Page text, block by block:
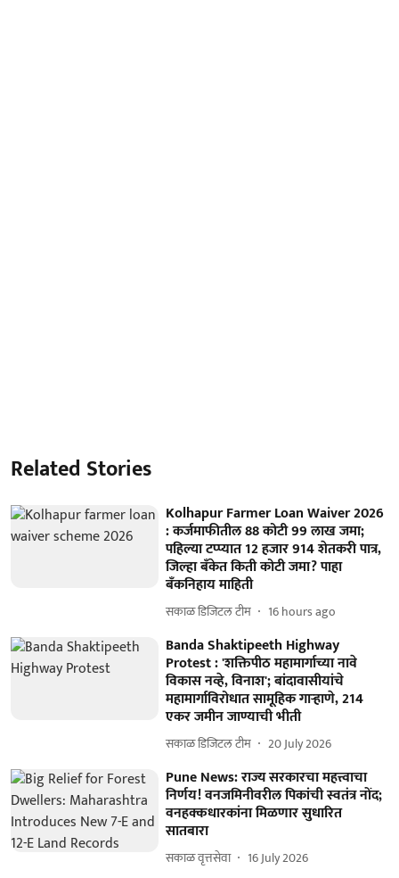
Related Stories
Kolhapur Farmer Loan Waiver 2026
: कर्जमाफीतील 88 कोटी 99 लाख जमा;
पहिल्या टप्प्यात 12 हजार 914 शेतकरी पात्र,
जिल्हा बँकेत किती कोटी जमा? पाहा
बँकनिहाय माहिती
सकाळ डिजिटल टीम 16 hours ago
Banda Shaktipeeth Highway
Protest : 'शक्तिपीठ महामार्गाच्या नावे
विकास नव्हे, विनाश'; बांदावासीयांचे
महामार्गाविरोधात सामूहिक गाऱ्हाणे, 214
एकर जमीन जाण्याची भीती
सकाळ डिजिटल टीम 20 July 2026
Pune News: राज्य सरकारचा महत्त्वाचा
निर्णय! वनजमिनीवरील पिकांची स्वतंत्र नोंद;
वनहक्कधारकांना मिळणार सुधारित
सातबारा
सकाळ वृत्तसेवा 16 July 2026